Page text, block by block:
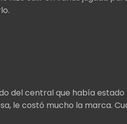
del central que había estado
le costó mucho la marca.